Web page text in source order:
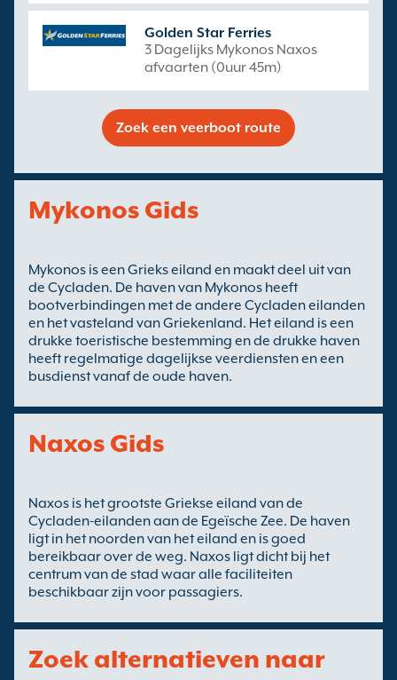
Golden Star Ferries
3 Dagelijks Mykonos Naxos
afvaarten (0uur 45m)
Zoek een veerboot route
Mykonos Gids
Mykonos is een Grieks eiland en maakt deel uit van
de Cycladen. De haven van Mykonos heeft
bootverbindingen met de andere Cycladen eilanden
en het vasteland van Griekenland. Het eiland is een
drukke toeristische bestemming en de drukke haven
heeft regelmatige dagelijkse veerdiensten en een
busdienst vanaf de oude haven.
Naxos Gids
Naxos is het grootste Griekse eiland van de
Cycladen-eilanden aan de Egeïsche Zee. De haven
ligt in het noorden van het eiland en is goed
bereikbaar over de weg. Naxos ligt dicht bij het
centrum van de stad waar alle faciliteiten
beschikbaar zijn voor passagiers.
Zoek alternatieven naar